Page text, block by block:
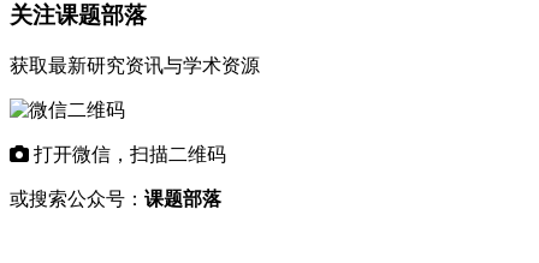
关注课题部落
获取最新研究资讯与学术资源
打开微信，扫描二维码
或搜索公众号： 课题部落